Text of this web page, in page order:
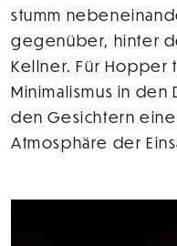
stumm
gegenüber, hinter
Kellner. Für Hopper
Minimalismus in den
den Gesichtern
Atmosphäre der